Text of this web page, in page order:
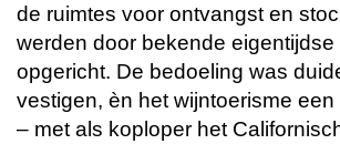
de ruimtes voor ontvangst en
werden door bekende
opgericht. De bedoeling was
vestigen, èn het wijntoerisme
– met als koploper het